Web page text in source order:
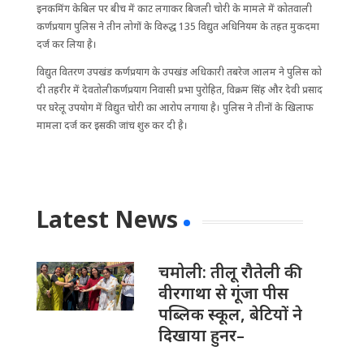
इनकमिंग केबिल पर बीच में काट लगाकर बिजली चोरी के मामले में कोतवाली
कर्णप्रयाग पुलिस ने तीन लोगों के विरुद्ध 135 विद्युत अधिनियम के तहत मुकदमा
दर्ज कर लिया है।
विद्युत वितरण उपखंड कर्णप्रयाग के उपखंड अधिकारी तबरेज आलम ने पुलिस को
दी तहरीर में देवतोलीकर्णप्रयाग निवासी प्रभा पुरोहित, विक्रम सिंह और देवी प्रसाद
पर घरेलू उपयोग में विद्युत चोरी का आरोप लगाया है। पुलिस ने तीनों के खिलाफ
मामला दर्ज कर इसकी जांच शुरु कर दी है।
Latest News
चमोली: तीलू रौतेली की
वीरगाथा से गूंजा पीस
पब्लिक स्कूल, बेटियों ने
दिखाया हुनर–